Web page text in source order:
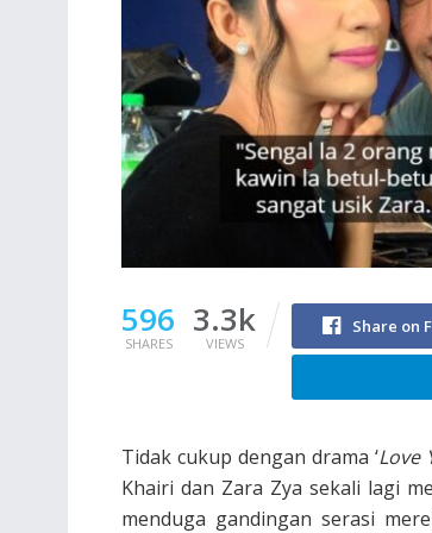
596
SHARES
3.3k
VIEWS
Share on
Tidak cukup dengan drama ‘Love
Khairi dan Zara Zya sekali lagi
menduga gandingan serasi